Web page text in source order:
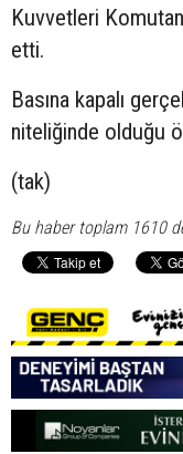
Kuvvetleri
etti.
Basına kapalı
niteliğinde olduğu
(tak)
Bu haber toplam 1610